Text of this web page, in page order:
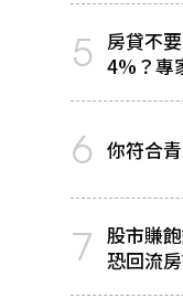
5 房貸不
4%？專
6 你符合
7 股市賺
恐回流